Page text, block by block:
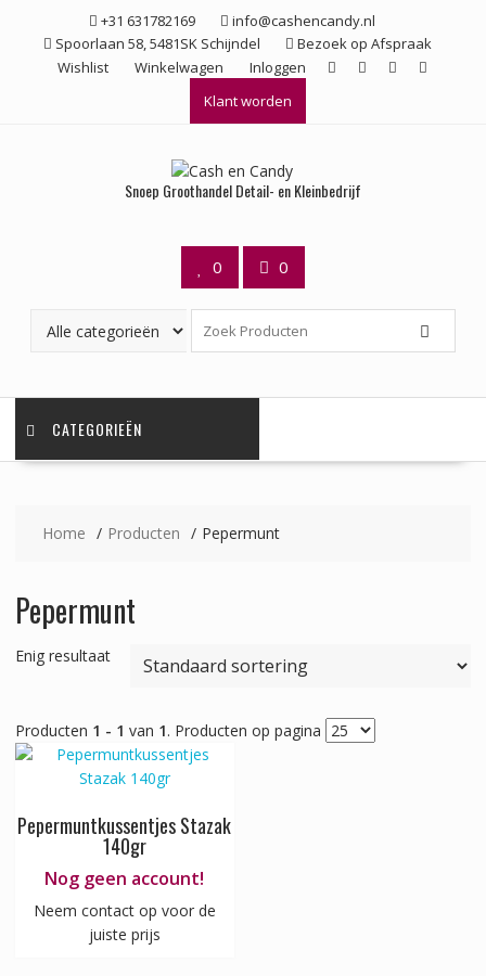
+31 631782169
info@cashencandy.nl
Spoorlaan 58, 5481SK Schijndel
Bezoek op Afspraak
Wishlist
Winkelwagen
Inloggen
Klant worden
Snoep Groothandel Detail- en Kleinbedrijf
0 0
CATEGORIEËN
Home Producten Pepermunt
Pepermunt
Enig resultaat
Producten 1 - 1 van 1. Producten op pagina
Pepermuntkussentjes Stazak
140gr
Nog geen account!
Neem contact op voor de
juiste prijs